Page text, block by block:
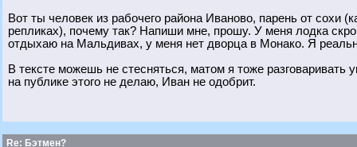
Вот ты человек из рабочего района Иваново, парень от сохи
репликах), почему так? Напиши мне, прошу. У меня лодка
отдыхаю на Мальдивах, у меня нет дворца в Монако. Я
В тексте можешь не стесняться, матом я тоже
на публике этого не делаю, Иван не одобрит.
Re: Бэтмен?